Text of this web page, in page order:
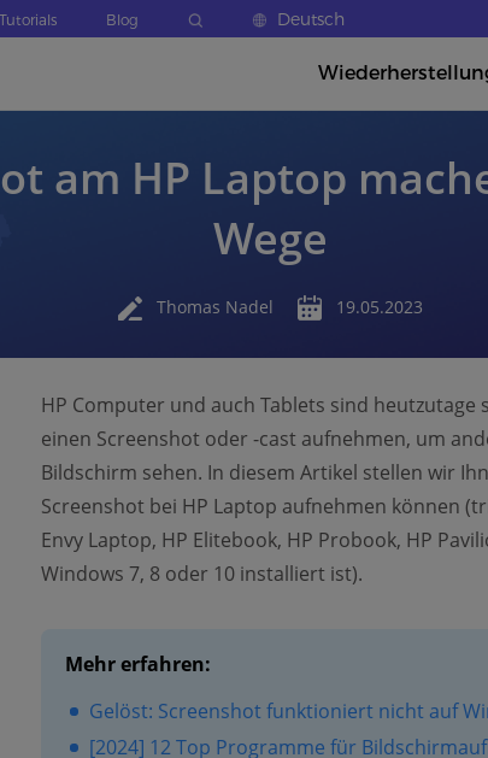
Tutorials Blog Deutsch
am HP Laptop
Wege
Thomas Nadel 19.05.2023
HP Computer und auch Tablets sind
einen Screenshot oder -cast aufnehmen, um
Bildschirm sehen. In diesem Artikel stellen wir
Screenshot bei HP Laptop aufnehmen können
Envy Laptop, HP Elitebook, HP Probook, HP
Windows 7, 8 oder 10 installiert ist).
Mehr erfahren:
Gelöst: Screenshot funktioniert nicht auf
[2024] 12 Top Programme für